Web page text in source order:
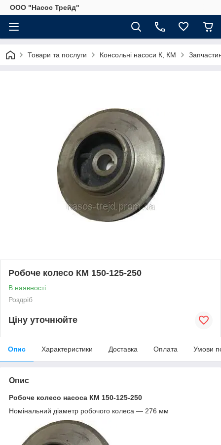
ООО "Насос Трейд"
Товари та послуги Консольні насоси К, КМ
Робоче колесо КМ 150-125-250
В наявності
Роздріб
Ціну уточнюйте
Опис Характеристики Доставка Оплата Умови
Опис
Робоче колесо насоса КМ 150-125-250
Номінальний діаметр робочого колеса ― 276 мм